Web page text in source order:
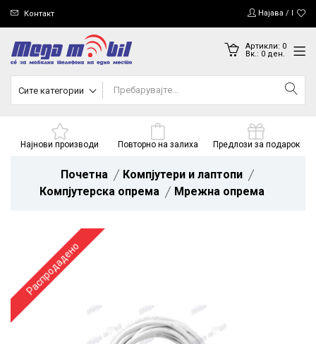
Контакт Најава /
Артикли: 0
Вк.: 0ден.
Сите категории
Најнови производи Повторно на залиха Предлози за подарок
Почетна
Компјутери и лаптопи
Компјутерска опрема
Мрежна опрема
Распродадено